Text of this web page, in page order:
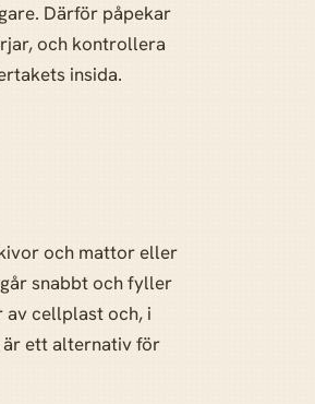
Därför påpekar
och kontrollera
insida.
och mattor eller
snabbt och fyller
av cellplast och, i
är ett alternativ för